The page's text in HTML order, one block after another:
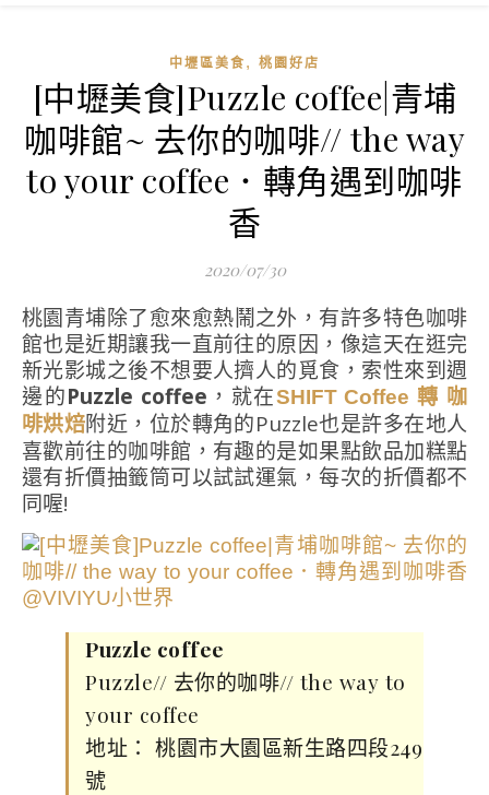
中壢區美食 , 桃園好店
[中壢美食]Puzzle coffee|青埔
咖啡館~ 去你的咖啡// the way
to your coffee．轉角遇到咖啡
香
2020/07/30
桃園青埔除了愈來愈熱鬧之外，有許多特色咖啡
館也是近期讓我一直前往的原因，像這天在逛完
新光影城之後不想要人擠人的覓食，索性來到週
邊的Puzzle coffee ，就在SHIFT Coffee 轉 咖
啡烘焙附近，位於轉角的Puzzle也是許多在地人
喜歡前往的咖啡館，有趣的是如果點飲品加糕點
還有折價抽籤筒可以試試運氣，每次的折價都不
同喔!
Puzzle coffee
Puzzle// 去你的咖啡// the way to
your coffee
地址： 桃園市大園區新生路四段249
號